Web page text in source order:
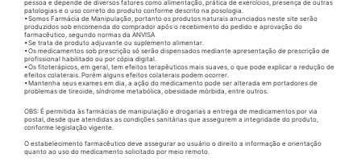
pessoa e depende de diversos fatores como alimentação, prática de exercícios, presença de outras
patologias e o uso correto do produto conforme descrito na posologia.
•Somos Farmácia de Manipulação, portanto os produtos naturais anunciados neste site serão
produzidos sob encomenda do comprador após o recebimento do pedido e aprovação do
farmacêutico, segundo normas da ANVISA
•Se trata de produto adjuvante ou suplemento alimentar.
•Os medicamentos sob prescrição só serão dispensados mediante apresentação de prescrição de
profissional habilitado ou por cópia digital.
•Os fitoterápicos, em geral, tem efeitos terapêuticos mais suaves, o que pode explicar a redução de
efeitos colaterais. Porém alguns efeitos colaterais podem ocorrer.
•Mantenha seus exames em dia, a ação do medicamento pode ser alterada em portadores de
problemas de tireoide, síndrome metabólica, obesidade mórbida, entre outros.
OBS: É permitida às farmácias de manipulação e drogarias a entrega de medicamentos por via
postal, desde que atendidas as condições sanitárias que assegurem a integridade do produto,
conforme legislação vigente.
O estabelecimento farmacêutico deve assegurar ao usuário o direito a informação e orientação
quanto ao uso do medicamento solicitado por meio remoto.